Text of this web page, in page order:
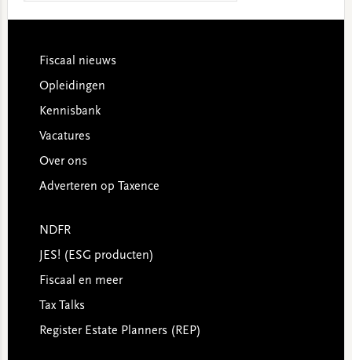
Footer
Fiscaal nieuws
Opleidingen
Kennisbank
Vacatures
Over ons
Adverteren op Taxence
NDFR
JES! (ESG producten)
Fiscaal en meer
Tax Talks
Register Estate Planners (REP)